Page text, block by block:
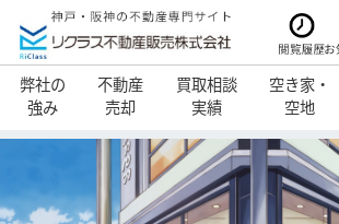
弊社の
強み
不動産
売却
買取相談
実績
空き家・
空地